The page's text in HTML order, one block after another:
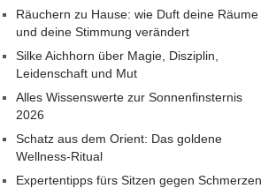
Räuchern zu Hause: wie Duft deine Räume
und deine Stimmung verändert
Silke Aichhorn über Magie, Disziplin,
Leidenschaft und Mut
Alles Wissenswerte zur Sonnenfinsternis
2026
Schatz aus dem Orient: Das goldene
Wellness-Ritual
Expertentipps fürs Sitzen gegen Schmerzen